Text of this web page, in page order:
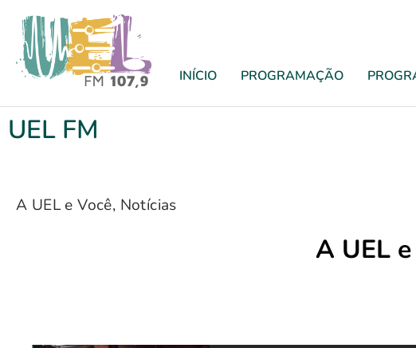
INÍCIO PROGRAMAÇÃO
UEL FM
A UEL e Você, Notícias
A UEL